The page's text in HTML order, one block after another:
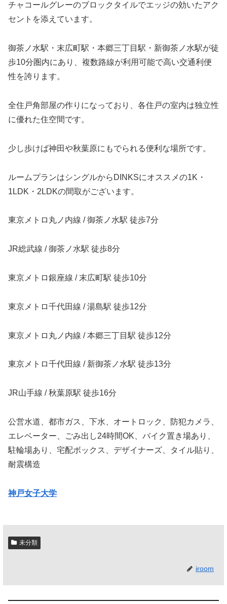
チャコールグレーのブロックタイルでエッジの効いたアク
セントを添えています。
御茶ノ水駅・末広町駅・本郷三丁目駅・新御茶ノ水駅が徒
歩10分圏内にあり、複数路線が利用可能で高い交通利便
性を誇ります。
全住戸角部屋の作りになっており、各住戸の室内は独立性
に優れた住空間です。
少し歩けば神田や秋葉原にもでられる便利な場所です。
ルームプランはシングルからDINKSにオススメの1K・
1LDK・2LDKの間取がございます。
東京メトロ丸ノ内線 / 御茶ノ水駅 徒歩7分
JR総武線 / 御茶ノ水駅 徒歩8分
東京メトロ銀座線 / 末広町駅 徒歩10分
東京メトロ千代田線 / 湯島駅 徒歩12分
東京メトロ丸ノ内線 / 本郷三丁目駅 徒歩12分
東京メトロ千代田線 / 新御茶ノ水駅 徒歩13分
JR山手線 / 秋葉原駅 徒歩16分
公営水道、都市ガス、下水、オートロック、防犯カメラ、
エレベーター、ごみ出し24時間OK、バイク置き場あり、
駐輪場あり、宅配ボックス、デザイナーズ、タイル貼り、
耐震構造
神戸女子大学
未分類
iroom